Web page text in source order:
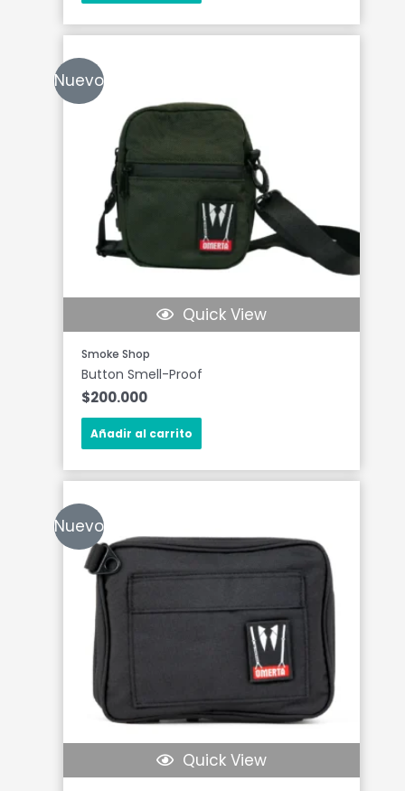
Nuevo
Quick View
Smoke Shop
Button Smell-Proof
$200.000
Añadir al carrito
Nuevo
Quick View